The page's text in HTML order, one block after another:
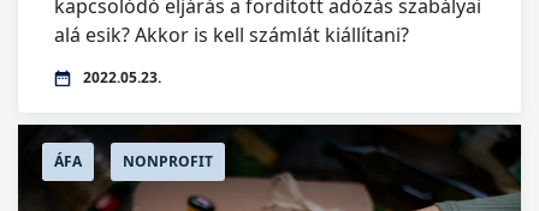
kapcsolódó eljárás a fordított adózás szabályai
alá esik? Akkor is kell számlát kiállítani?
2022.05.23.
ÁFA NONPROFIT